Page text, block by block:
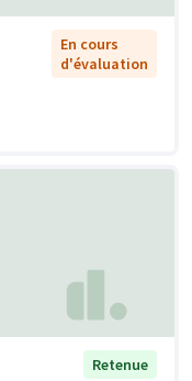
En cours
d'évaluation
Retenue